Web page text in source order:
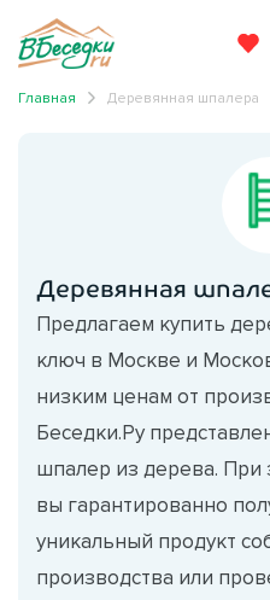
Главная Деревянная шпалера
Деревянная
Предлагаем купить
ключ в Москве и
низким ценам от
Беседки.Ру
шпалер из дерева. При
вы гарантированно
уникальный продукт
производства или